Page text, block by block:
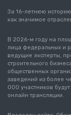
За 16-летнюю
как значимое
В 2026-м году на
лица федеральных и
ведущие эксперты,
строительного
общественных
заведений из более
000 участников
онлайн трансляции.